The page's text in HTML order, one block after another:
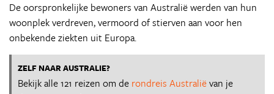
De oorspronkelijke bewoners van Australië werden van hun
woonplek verdreven, vermoord of stierven aan voor hen
onbekende ziekten uit Europa.
ZELF NAAR AUSTRALIE?
Bekijk alle 121 reizen om de rondreis Australiëvan je